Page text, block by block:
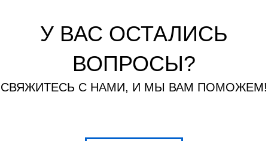
У ВАС ОСТАЛИСЬ
ВОПРОСЫ?
СВЯЖИТЕСЬ С НАМИ, И МЫ ВАМ ПОМОЖЕМ!